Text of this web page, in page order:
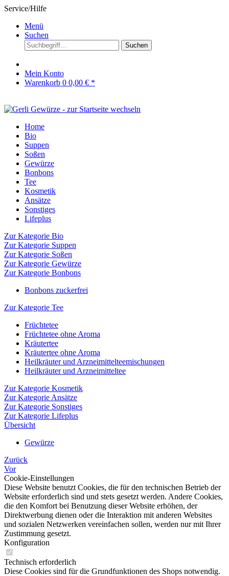
Service/Hilfe
Menü
Suchen
Suchen
Mein Konto
Warenkorb 0 0,00 € *
Home
Bio
Suppen
Soßen
Gewürze
Bonbons
Tee
Kosmetik
Ansätze
Sonstiges
Lifeplus
Zur Kategorie Bio
Zur Kategorie Suppen
Zur Kategorie Soßen
Zur Kategorie Gewürze
Zur Kategorie Bonbons
Bonbons zuckerfrei
Zur Kategorie Tee
Früchtetee
Früchtetee ohne Aroma
Kräutertee
Kräutertee ohne Aroma
Heilkräuter und Arzneimittelteemischungen
Heilkräuter und Arzneimitteltee
Zur Kategorie Kosmetik
Zur Kategorie Ansätze
Zur Kategorie Sonstiges
Zur Kategorie Lifeplus
Übersicht
Gewürze
Zurück
Vor
Cookie-Einstellungen
Diese Website benutzt Cookies, die für den technischen Betrieb der
Website erforderlich sind und stets gesetzt werden. Andere Cookies,
die den Komfort bei Benutzung dieser Website erhöhen, der
Direktwerbung dienen oder die Interaktion mit anderen Websites
und sozialen Netzwerken vereinfachen sollen, werden nur mit Ihrer
Zustimmung gesetzt.
Konfiguration
Technisch erforderlich
Diese Cookies sind für die Grundfunktionen des Shops notwendig.